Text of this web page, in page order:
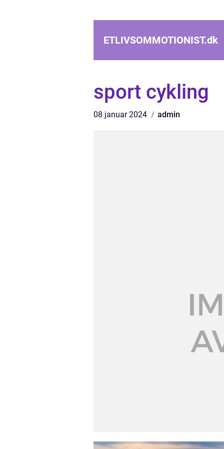
ETLIVSOMMOTIONIST.dk
sport cykling
08 januar 2024 admin